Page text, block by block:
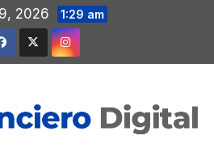
2026 1:29 am